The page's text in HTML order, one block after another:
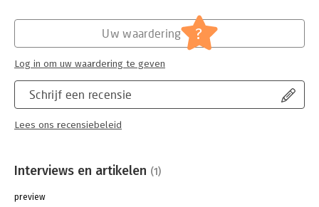
Schrijf een recensie
Lees ons recensiebeleid
Uw waardering ?
Log in om uw waardering te geven
Interviews en artikelen (1)
preview